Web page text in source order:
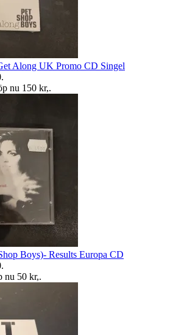
Along UK Promo CD Singel
.
nu 150 kr,.
Boys)- Results Europa CD
.
nu 50 kr,.